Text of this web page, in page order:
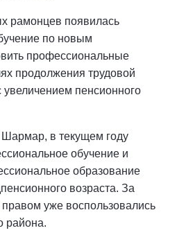
рамонцев появилась
по новым
профессиональные
продолжения трудовой
увеличением пенсионного
в текущем году
обучение и
образование
возраста. За
уже воспользовались
района.